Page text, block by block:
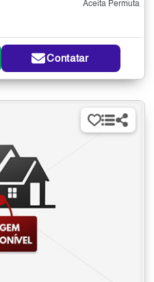
Aceita Permuta
Contatar